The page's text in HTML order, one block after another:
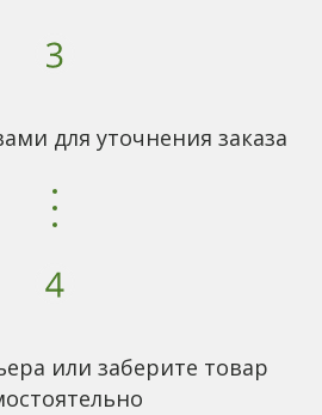
для уточнения заказа
или заберите товар